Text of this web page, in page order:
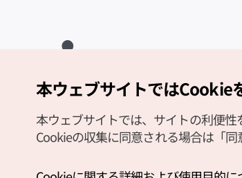
Copyright (c) Korea Tourism Organization All
サイトエラー報告
公式メール
本ウェブサイトではCookie
本ウェブサイトでは、サイトの利便性
Cookieの収集に同意される場合は「同